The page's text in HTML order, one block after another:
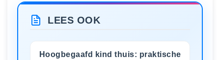
LEES OOK
Hoogbegaafd kind thuis: praktische